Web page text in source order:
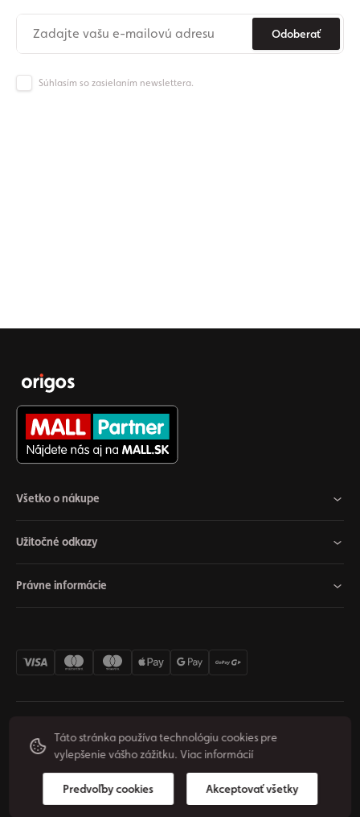
Odoberať
Súhlasím so zasielaním newslettera.
Všetko o nákupe
Užitočné odkazy
Právne informácie
© 2026 Origos Group, s. r. o. - SK. Všetky práva vyhradené.
Nastavenia cookies Odstúpiť od zmluvy
Súkromie
Podmienky používania
Táto stránka používa technológiu cookies pre
vylepšenie vášho zážitku.Viac informácií
Predvoľby cookies Akceptovať všetky